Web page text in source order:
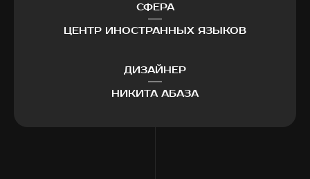
СФЕРА
ЦЕНТР ИНОСТРАННЫХ ЯЗЫКОВ
ДИЗАЙНЕР
НИКИТА АБАЗА